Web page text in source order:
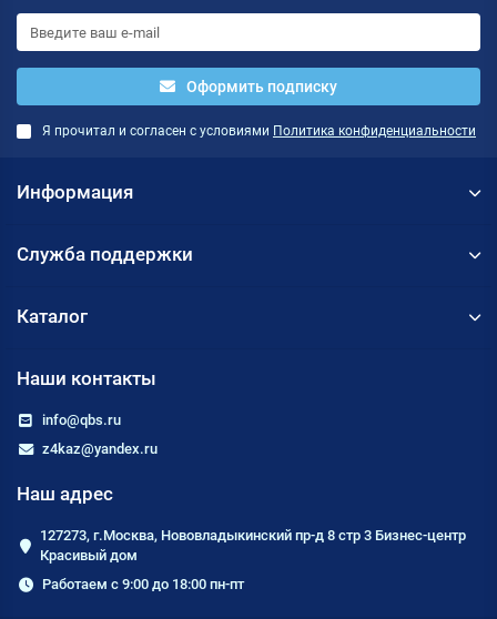
Оформить подписку
Я прочитал и согласен с условиями Политика конфиденциальности
Информация
Служба поддержки
Каталог
Наши контакты
info@qbs.ru
z4kaz@yandex.ru
Наш адрес
127273, г.Москва, Нововладыкинский пр-д 8 стр 3 Бизнес-центр
Красивый дом
Работаем с 9:00 до 18:00 пн-пт